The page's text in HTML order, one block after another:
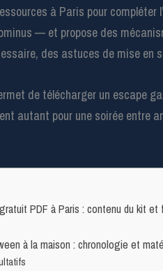
à Paris pour compléter
— et propose des
des astuces de mise
de télécharger un escape
autant pour une soirée entre
PDF à Paris : contenu du kit
à la maison : chronologie et